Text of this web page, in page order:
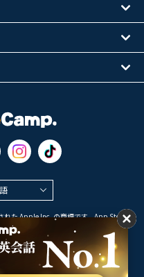
た Apple Inc. の商標です。App Store は
ークです。
の商標です。
ライン英会話